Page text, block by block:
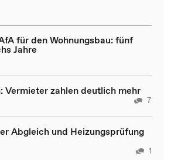
für den Wohnungsbau: fünf
Jahre
Vermieter zahlen deutlich mehr
7
Abgleich und Heizungsprüfung
1